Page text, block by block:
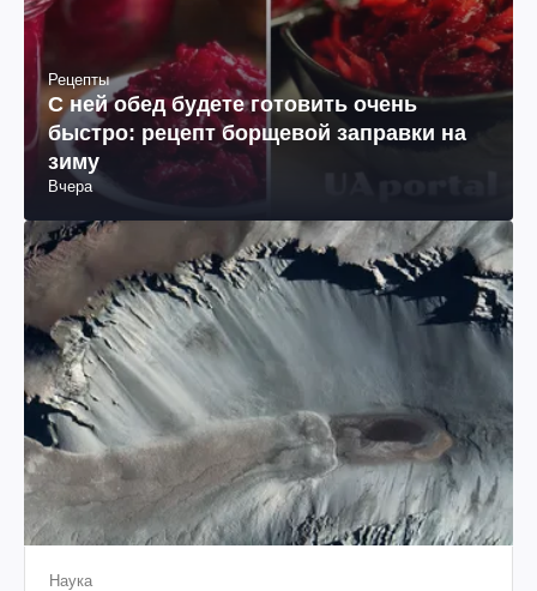
Рецепты
С ней обед будете готовить очень
быстро: рецепт борщевой заправки на
зиму
Вчера
Наука